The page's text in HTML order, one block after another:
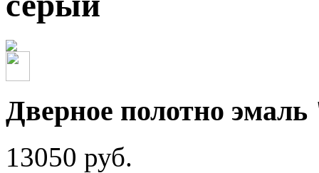
Дверное полотно
13050 руб.